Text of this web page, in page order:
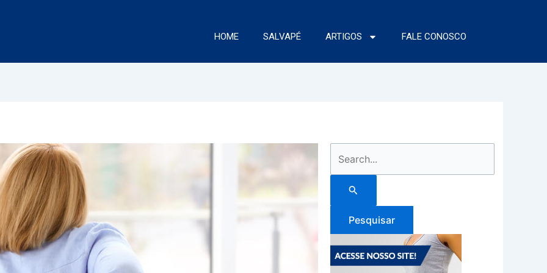
HOME SALVAPÉ ARTIGOS FALE CONOSCO
por: